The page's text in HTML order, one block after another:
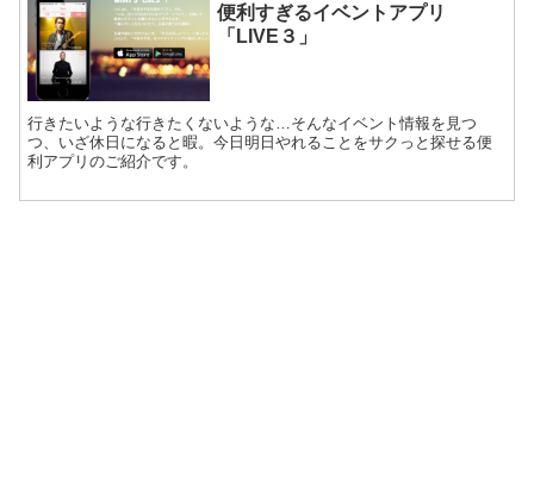
便利すぎるイベントアプリ
「LIVE３」
行きたいような行きたくないような…そんなイベント情報を見つ
つ、いざ休日になると暇。今日明日やれることをサクっと探せる便
利アプリのご紹介です。